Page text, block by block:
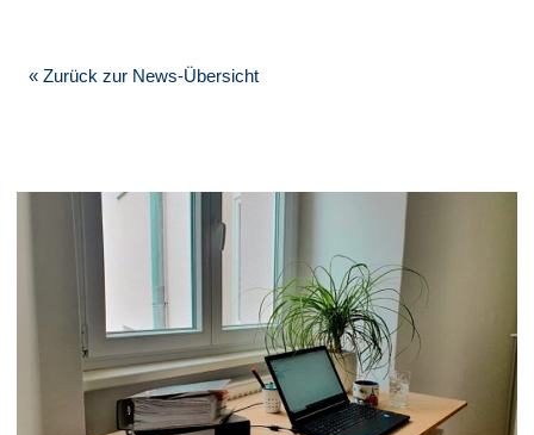
« Zurück zur News-Übersicht